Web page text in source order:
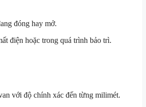
đóng hay mở.
điện hoặc trong quá trình bảo trì.
với độ chính xác đến từng milimét.